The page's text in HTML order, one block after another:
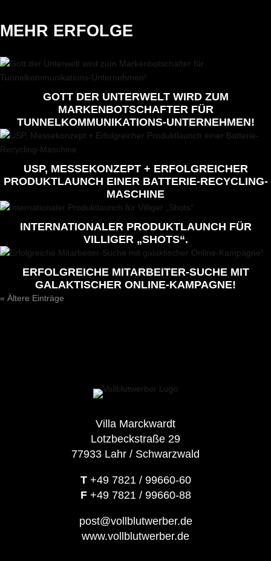
MEHR ERFOLGE
GOTT DER UNTERWELT WIRD ZUM
MARKENBOTSCHAFTER FÜR
TUNNELKOMMUNIKATIONS-UNTERNEHMEN!
USP, MESSEKONZEPT + ERFOLGREICHER
PRODUKTLAUNCH EINER BATTERIE-RECYCLING-
MASCHINE
INTERNATIONALER PRODUKTLAUNCH FÜR
VILLIGER „SHOTS“.
ERFOLGREICHE MITARBEITER-SUCHE MIT
GALAKTISCHER ONLINE-KAMPAGNE!
« Ältere Einträge
Villa Marckwardt
Lotzbeckstraße 29
77933 Lahr / Schwarzwald
T+49 7821 / 99660-60
F+49 7821 / 99660-88
post@vollblutwerber.de
www.vollblutwerber.de